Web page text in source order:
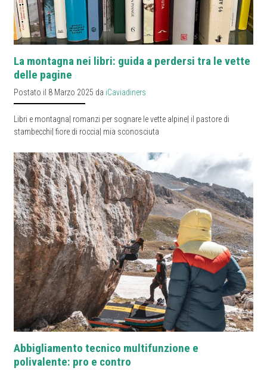
La montagna nei libri: guida a perdersi tra le vette
delle pagine
Postato il 8 Marzo 2025 da iCaviadiners
Libri e montagna| romanzi per sognare le vette alpine| il pastore di
stambecchi| fiore di roccia| mia sconosciuta
Abbigliamento tecnico multifunzione e
polivalente: pro e contro